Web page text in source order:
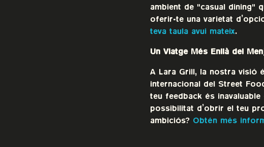
ambient de "casual dining"
oferir-te una varietat
teva taula avui mateix.
Un Viatge Més Enllà del
A Lara Grill, la nostra visió
internacional del Street
teu feedback és
possibilitat d’obrir el teu
ambiciós? Obtén més